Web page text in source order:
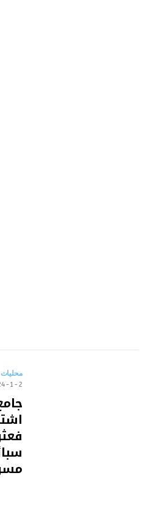
محليات
2-1-2024م